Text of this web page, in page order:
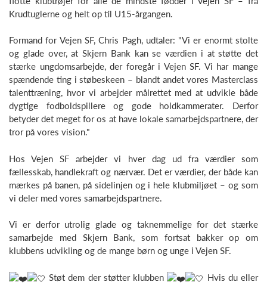
Krudtuglerne og helt op til U15-årgangen.
Formand for Vejen SF, Chris Pagh, udtaler: "Vi er enormt stolte
og glade over, at Skjern Bank kan se værdien i at støtte det
stærke ungdomsarbejde, der foregår i Vejen SF. Vi har mange
spændende ting i støbeskeen – blandt andet vores Masterclass
talenttræning, hvor vi arbejder målrettet med at udvikle både
dygtige fodboldspillere og gode holdkammerater. Derfor
betyder det meget for os at have lokale samarbejdspartnere, der
tror på vores vision."
Hos Vejen SF arbejder vi hver dag ud fra værdier som
fællesskab, handlekraft og nærvær. Det er værdier, der både kan
mærkes på banen, på sidelinjen og i hele klubmiljøet – og som
vi deler med vores samarbejdspartnere.
Vi er derfor utrolig glade og taknemmelige for det stærke
samarbejde med Skjern Bank, som fortsat bakker op om
klubbens udvikling og de mange børn og unge i Vejen SF.
Støt dem der støtter klubben
Hvis du eller